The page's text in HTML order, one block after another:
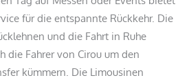
für die entspannte Rückkehr. Die
und die Fahrt in Ruhe
die Fahrer von Cirou um den
kümmern. Die Limousinen